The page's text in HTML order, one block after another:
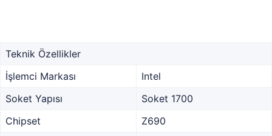
Teknik Özellikler
İşlemci Markası
Intel
Soket Yapısı
Soket 1700
Chipset
Z690